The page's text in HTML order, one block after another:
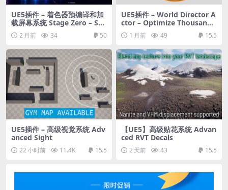
UE5插件 – 着色器预编译和加
载屏幕系统 Stage Zero – Sha
der Pre-Compile & Loading
Screens System v4.0
2 月前 34 50
UE5插件 – World Director A
ctor – Optimize Thousands
of Actors with State Persis
tence1 月前 49 15.5
UE5插件 – 高级视觉系统 Adv
anced Sight
22 小时前 11.4K 15.5
【UE5】高级贴花系统 Advan
ced RVT Decals
2 天前 43 15.5